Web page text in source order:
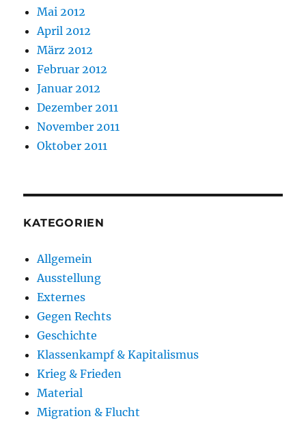
Mai 2012
April 2012
März 2012
Februar 2012
Januar 2012
Dezember 2011
November 2011
Oktober 2011
KATEGORIEN
Allgemein
Ausstellung
Externes
Gegen Rechts
Geschichte
Klassenkampf & Kapitalismus
Krieg & Frieden
Material
Migration & Flucht